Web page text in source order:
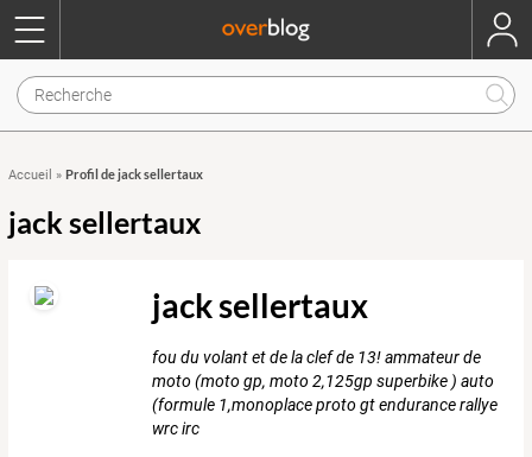
Accueil » Profil de jack sellertaux
jack sellertaux
jack sellertaux
fou du volant et de la clef de 13! ammateur de
moto (moto gp, moto 2,125gp superbike ) auto
(formule 1,monoplace proto gt endurance rallye
wrc irc